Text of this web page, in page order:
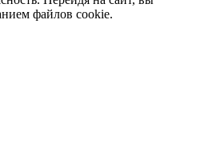
файлов cookie.